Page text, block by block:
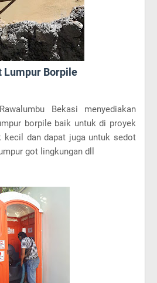
Lumpur Borpile
Bekasi menyediakan
borpile baik untuk di proyek
kecil dan dapat juga untuk sedot
got lingkungan dll